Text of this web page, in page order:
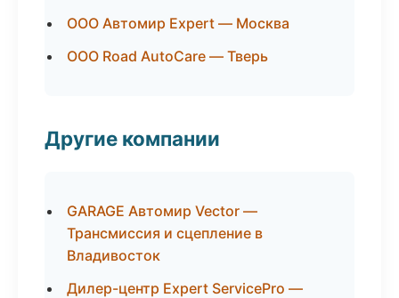
ООО Автомир Expert — Москва
ООО Road AutoCare — Тверь
Другие компании
GARAGE Автомир Vector —
Трансмиссия и сцепление в
Владивосток
Дилер-центр Expert ServicePro —